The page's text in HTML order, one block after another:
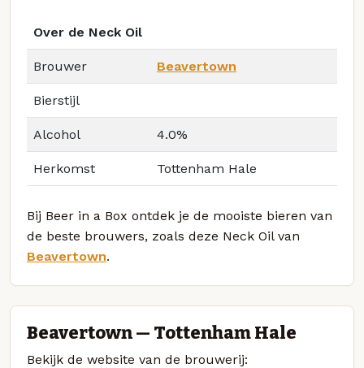
Over de Neck Oil
Brouwer Beavertown
Bierstijl
Alcohol 4.0%
Herkomst Tottenham Hale
Bij Beer in a Box ontdek je de mooiste bieren van
de beste brouwers, zoals deze Neck Oil van
Beavertown.
Beavertown — Tottenham Hale
Bekijk de website van de brouwerij: